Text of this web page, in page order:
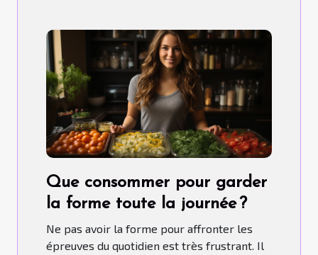
Que consommer pour garder
la forme toute la journée ?
Ne pas avoir la forme pour affronter les
épreuves du quotidien est très frustrant. Il